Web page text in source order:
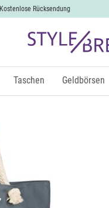
Kostenlose Rücksendung
Taschen Geldbörsen